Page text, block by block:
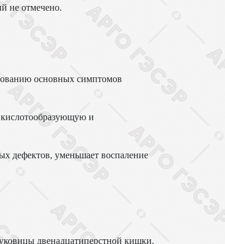
не отмечено.
основных симптомов
и
дефектов, уменьшает воспаление
двенадцатиперстной кишки.